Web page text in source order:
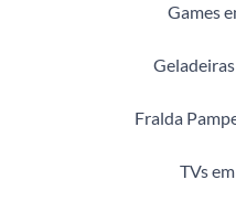
Games
Fralda
TVs